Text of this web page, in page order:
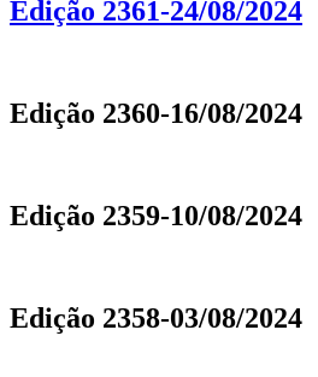
Edição 2361-24/08/2024
Edição 2360-16/08/2024
Edição 2359-10/08/2024
Edição 2358-03/08/2024